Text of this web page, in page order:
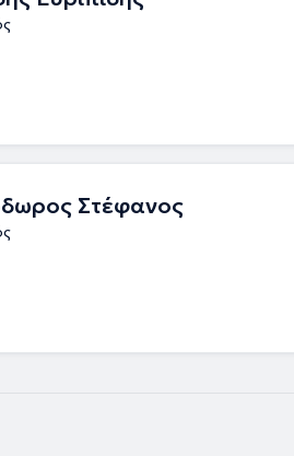
Στέφανος